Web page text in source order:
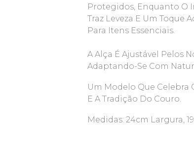
Protegidos, Enquanto O
Traz Leveza E Um Toque
Para Itens Essenciais.
A Alça É Ajustável Pelos
Adaptando-Se Com
Um Modelo Que Celebra
E A Tradição Do Couro.
Medidas: 24cm Largura,